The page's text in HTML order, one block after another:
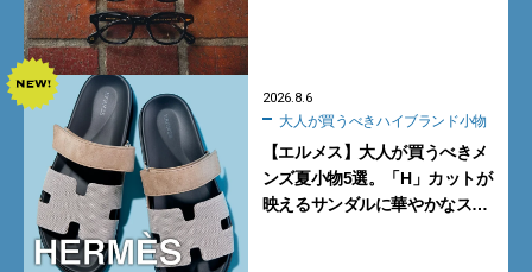
2026.8.6
大人が買うべきハイブランド小物
【エルメス】大人が買うべきメ
ンズ夏小物5選。「H」カットが
映えるサンダルに華やかなス